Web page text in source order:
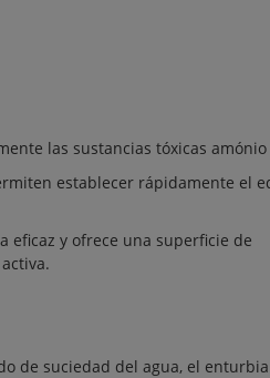
las sustancias tóxicas
establecer rápidamente el
eficaz y ofrece una superficie de
de suciedad del agua, el